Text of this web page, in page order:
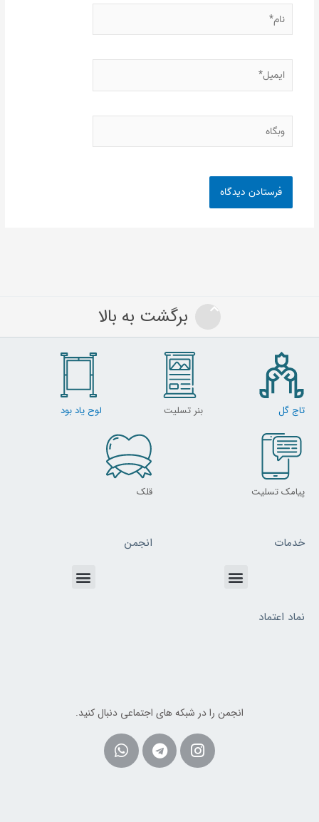
وبگاه
برگشت به بالا
تاج گل بنر تسلیت لوح یاد بود
پیامک تسلیت قلک
خدمات
Menu
انجمن
Menu
نماد اعتماد
انجمن را در شبکه های اجتماعی دنبال کنید.
Instagram
Telegram
Whatsapp